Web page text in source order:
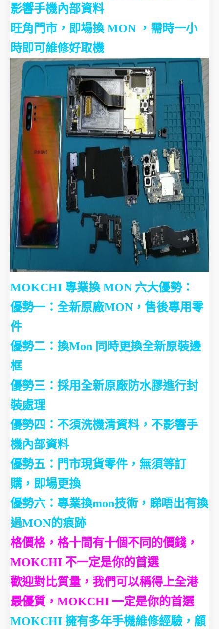
影響手機內部資料
旺角門市，即場換 MON ，需時一小
時即可維修好取機
MOKCHI 專業換 MON 六大優勢：
優勢一：全新原廠MON，售後專用零
件
優勢二：換Mon 同時更換全新原裝邊
框
優勢三：採用全新原廠防水膠進行封
裝處理
優勢四：不須洗機清資料，不影響手
機內部資料
優勢五：門市現貨零件，無須等訂
購，即場更換
優勢六：專業換mon技術，睇唔出有換
過MON的痕跡
格價格，格十間有十個不同的價錢，
MOKCHI 不一定是你的首選
歡迎對比質量，我們可以稱得上全港
最優質，MOKCHI 一定是你的首選
MOKCHI 擁有多年手機維修經驗，顧